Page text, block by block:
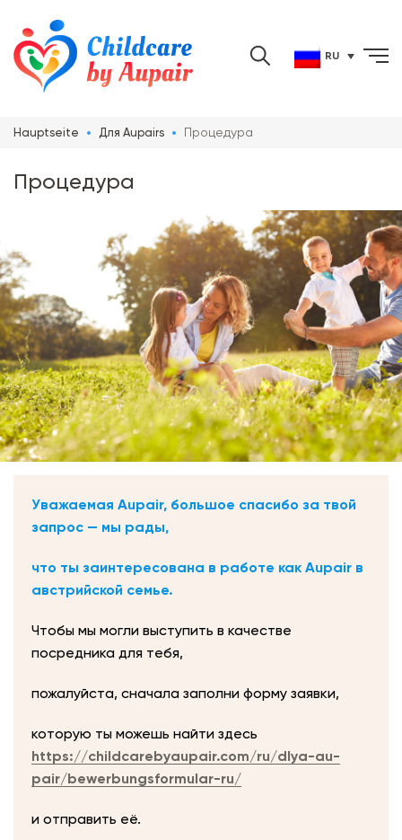
RU
Hauptseite Для Aupairs Процедура
Процедура
Уважаемая Aupair, большое спасибо за твой
запрос — мы рады,
что ты заинтересована в работе как Aupair в
австрийской семье.
Чтобы мы могли выступить в качестве
посредника для тебя,
пожалуйста, сначала заполни форму заявки,
которую ты можешь найти здесь
https://childcarebyaupair.com/ru/dlya-au-
pair/bewerbungsformular-ru/
и отправить её.